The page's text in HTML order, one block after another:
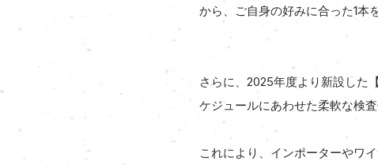
から、ご自身の好みに合った1本
さらに、2025年度より新設した
ケジュールにあわせた柔軟な検査
これにより、インポーターやワ